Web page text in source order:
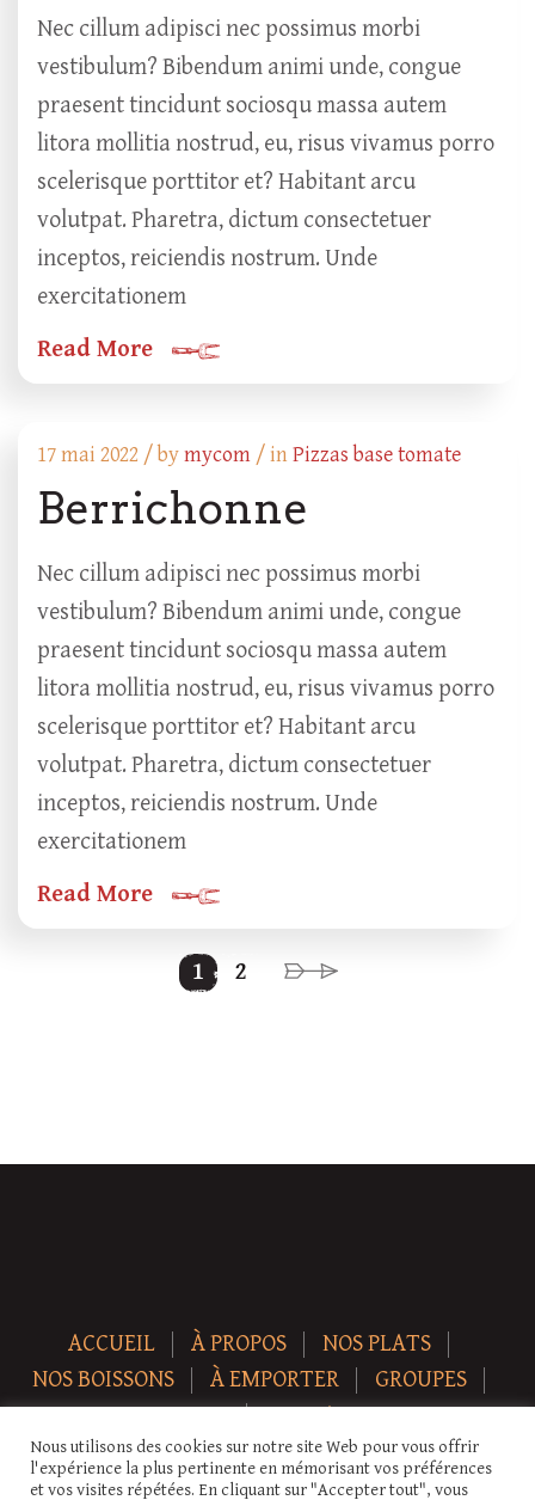
Nec cillum adipisci nec possimus morbi
vestibulum? Bibendum animi unde, congue
praesent tincidunt sociosqu massa autem
litora mollitia nostrud, eu, risus vivamus porro
scelerisque porttitor et? Habitant arcu
volutpat. Pharetra, dictum consectetuer
inceptos, reiciendis nostrum. Unde
exercitationem
Read More
17 mai 2022 /bymycom / inPizzas base tomate
Berrichonne
Nec cillum adipisci nec possimus morbi
vestibulum? Bibendum animi unde, congue
praesent tincidunt sociosqu massa autem
litora mollitia nostrud, eu, risus vivamus porro
scelerisque porttitor et? Habitant arcu
volutpat. Pharetra, dictum consectetuer
inceptos, reiciendis nostrum. Unde
exercitationem
Read More
1 2
ACCUEIL À PROPOS
NOS PLATS
NOS BOISSONS
À EMPORTER
GROUPES
NEWS
CONTACT
Copyright © 2026 Auberge-ecurie. Tous droits réservés.
Nous utilisons des cookies sur notre site Web pour vous offrir
l'expérience la plus pertinente en mémorisant vos préférences
et vos visites répétées. En cliquant sur "Accepter tout", vous